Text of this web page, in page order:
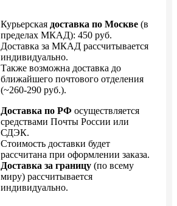
Курьерская доставка по Москве (в
пределах МКАД): 450 руб.
Доставка за МКАД рассчитывается
индивидуально.
Также возможна доставка до
ближайшего почтового отделения
(~260-290 руб.).
Доставка по РФ осуществляется
средствами Почты России или
СДЭК.
Стоимость доставки будет
рассчитана при оформлении заказа.
Доставка за границу (по всему
миру) рассчитывается
индивидуально.